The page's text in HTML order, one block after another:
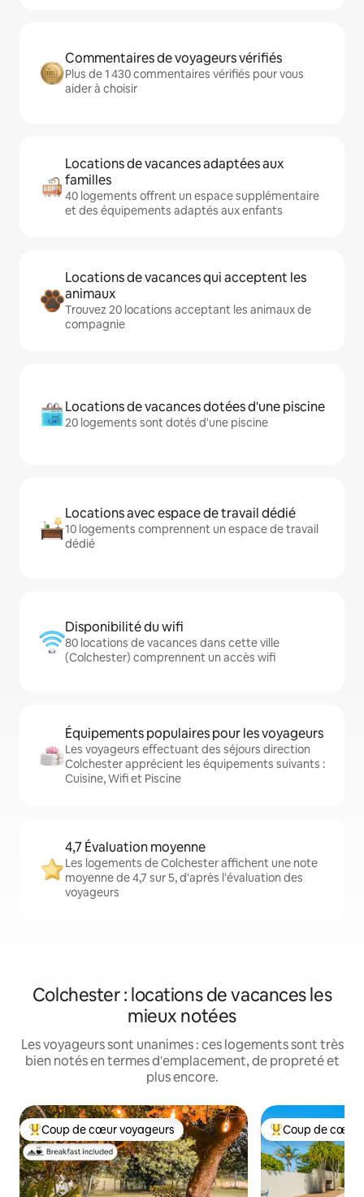
Commentaires de voyageurs vérifiés
Plus de 1 430 commentaires vérifiés pour vous
aider à choisir
Locations de vacances adaptées aux
familles
40 logements offrent un espace supplémentaire
et des équipements adaptés aux enfants
Locations de vacances qui acceptent les
animaux
Trouvez 20 locations acceptant les animaux de
compagnie
Locations de vacances dotées d'une piscine
20 logements sont dotés d'une piscine
Locations avec espace de travail dédié
10 logements comprennent un espace de travail
dédié
Disponibilité du wifi
80 locations de vacances dans cette ville
(Colchester) comprennent un accès wifi
Équipements populaires pour les voyageurs
Les voyageurs effectuant des séjours direction
Colchester apprécient les équipements suivants :
Cuisine, Wifi et Piscine
4,7 Évaluation moyenne
Les logements de Colchester affichent une note
moyenne de 4,7 sur 5, d'après l'évaluation des
voyageurs
Colchester : locations de vacances les
mieux notées
Les voyageurs sont unanimes : ces logements sont très
bien notés en termes d'emplacement, de propreté et
plus encore.
Coups de cœur voyageurs les plus appréciés
Coup de cœur voyageurs Coups de cœur
Coup de cœur